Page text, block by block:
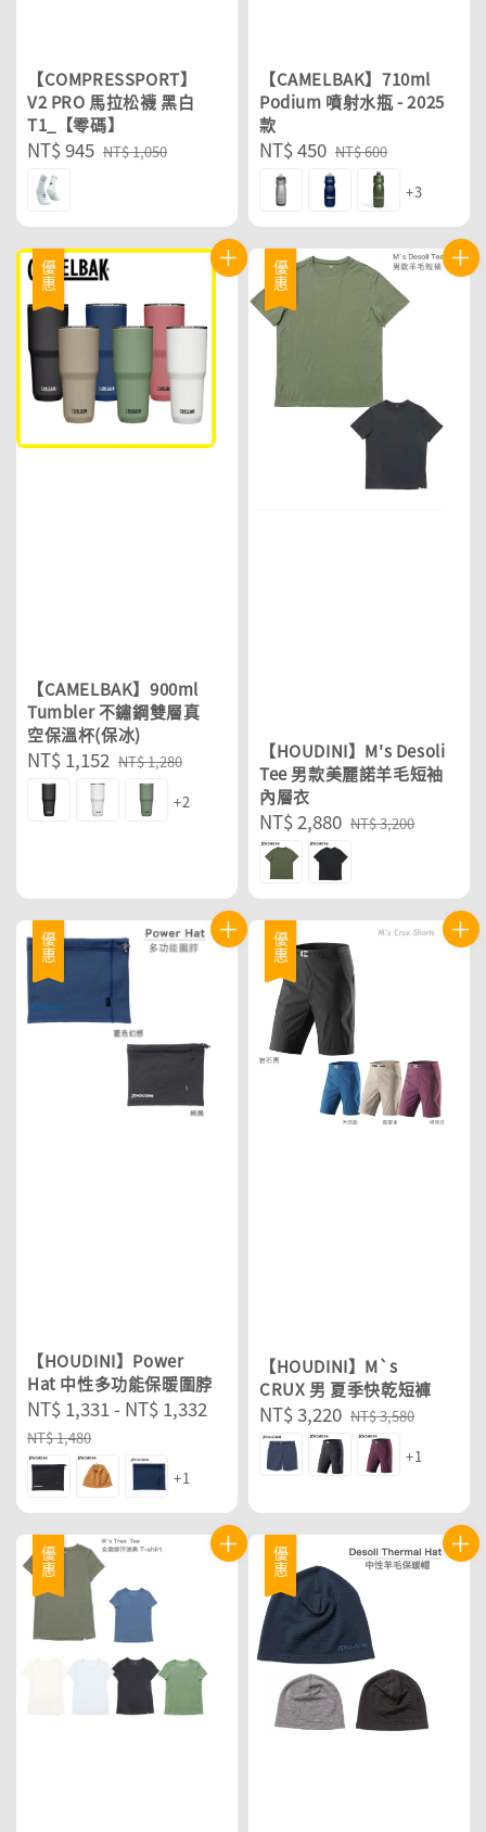
【COMPRESSPORT】
V2 PRO 馬拉松襪 黑白
T1_【零碼】
Sale
price
NT$ 945 Regular
NT$ 1,050
【CAMELBAK】710ml
Podium 噴射水瓶 - 2025
款
Sale
price
NT$ 450 Regular
price
NT$ 600
+3
優惠
【CAMELBAK】900ml
Tumbler 不鏽鋼雙層真
空保溫杯(保冰)
Sale
price
NT$ 1,152 Regular
price
NT$ 1,280
+2
優惠
【HOUDINI】M's Desoli
Tee 男款美麗諾羊毛短袖
內層衣
Sale
price
NT$ 2,880 Regular
NT$ 3,200
優惠
【HOUDINI】Power
Hat 中性多功能保暖圍脖
Sale
price
NT$ 1,331- NT$ 1,332
Regular
NT$ 1,480
+1
優惠
【HOUDINI】M`s
CRUX 男 夏季快乾短褲
Sale
price
NT$ 3,220 Regular
price
NT$ 3,580
+1
優惠 優惠